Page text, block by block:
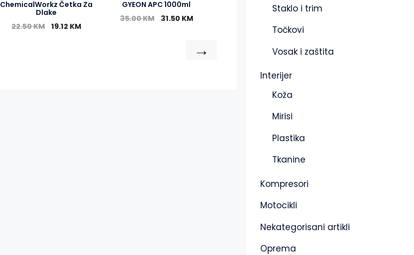
ChemicalWorkz Četka Za
Dlake
22.50KM 19.12 KM
GYEON APC 1000ml
35.00KM 31.50 KM
→
Staklo i trim
Točkovi
Vosak i zaštita
Interijer
Koža
Mirisi
Plastika
Tkanine
Kompresori
Motocikli
Nekategorisani artikli
Oprema